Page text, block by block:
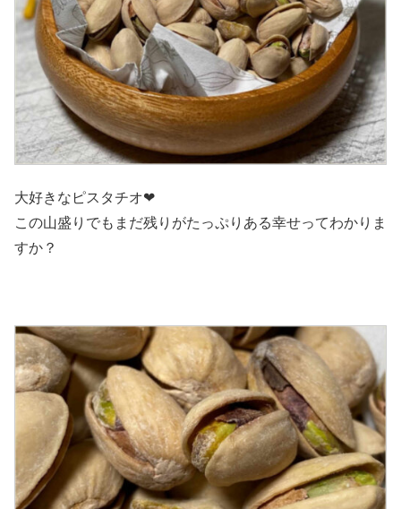
大好きなピスタチオ❤
この山盛りでもまだ残りがたっぷりある幸せってわかりま
すか？